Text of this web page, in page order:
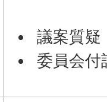
議案質疑
委員会付